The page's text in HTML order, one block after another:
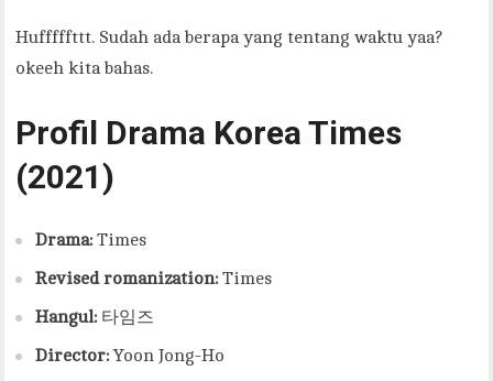
Hufffffttt. Sudah ada berapa yang tentang waktu yaa?
okeeh kita bahas.
Profil Drama Korea Times
(2021)
Drama:Times
Revised romanization:Times
Hangul:타임즈
Director:Yoon Jong-Ho